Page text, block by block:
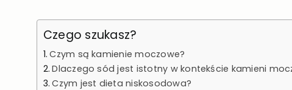
Czego szukasz?
Czym są kamienie moczowe?
Dlaczego sód jest istotny w kontekście kamieni
Czym jest dieta niskosodowa?